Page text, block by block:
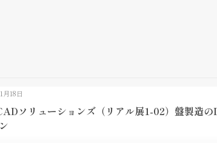
月18日
ソリューションズ（リアル展1-02）盤製造